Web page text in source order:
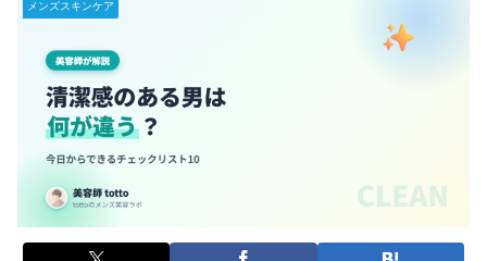
メンズスキンケア